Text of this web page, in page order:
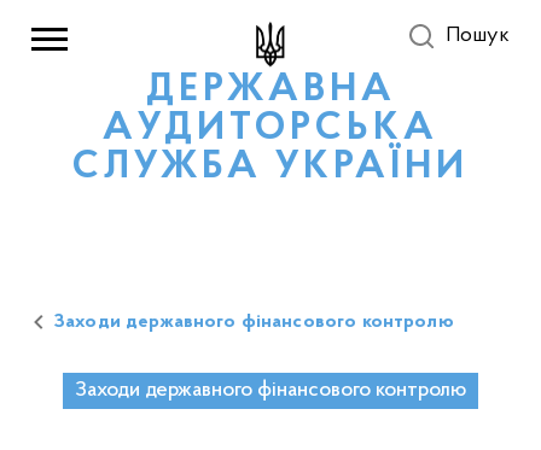
ДЕРЖАВНА
АУДИТОРСЬКА
СЛУЖБА УКРАЇНИ
Пошук
Заходи державного фінансового контролю
Заходи державного фінансового контролю